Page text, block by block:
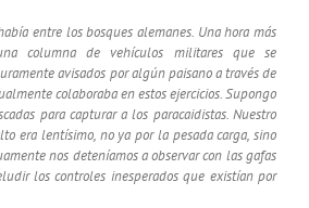
entre los bosques alemanes. Una hora más
columna de vehículos militares que se
avisados por algún paisano a través de
colaboraba en estos ejercicios. Supongo
para capturar a los paracaidistas. Nuestro
era lentísimo, no ya por la pesada carga, sino
nos deteníamos a observar con las gafas
los controles inesperados que existían por